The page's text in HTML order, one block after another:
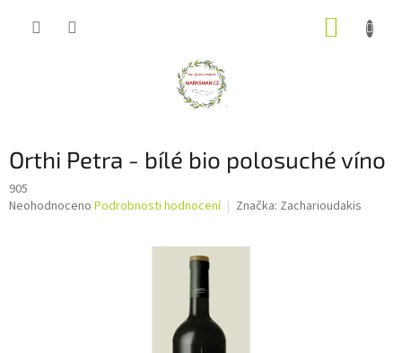
Orthi Petra - bílé bio polosuché víno
905
Průměrné
Neohodnoceno Podrobnosti hodnocení Značka: Zacharioudakis